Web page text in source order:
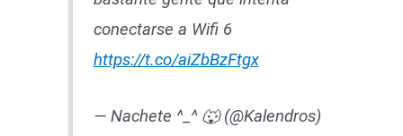
conectarse a Wifi 6
https://t.co/aiZbBzFtgx
— Nachete ^_^ 🐺 (@Kalendros)